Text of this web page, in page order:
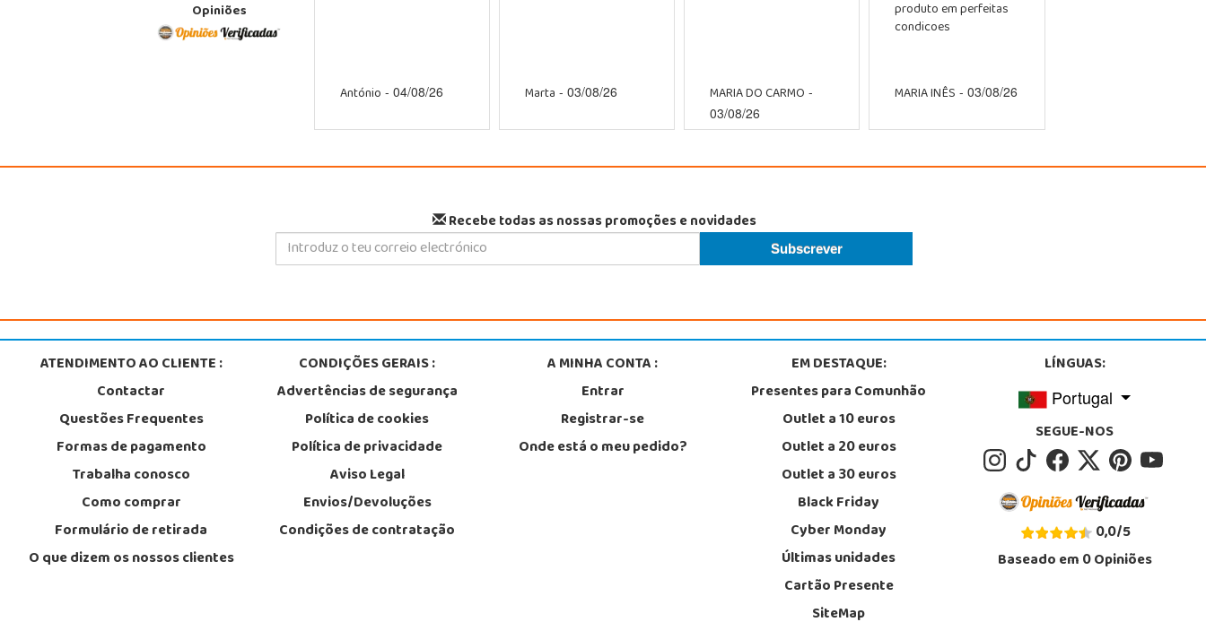
Opiniões
António - 04/08/26 Marta - 03/08/26 MARIA DO CARMO -
03/08/26
produto em perfeitas
condicoes
MARIA INÊS - 03/08/26
Recebe todas as nossas promoções e novidades
ATENDIMENTO AO CLIENTE :
Contactar
Questões Frequentes
Formas de pagamento
Trabalha conosco
Como comprar
Formulário de retirada
O que dizem os nossos clientes
CONDIÇÕES GERAIS :
Advertências de segurança
Política de cookies
Política de privacidade
Aviso Legal
Envios/Devoluções
Condições de contratação
A MINHA CONTA :
Entrar
Registrar-se
Onde está o meu pedido?
EM DESTAQUE:
Presentes para Comunhão
Outlet a 10 euros
Outlet a 20 euros
Outlet a 30 euros
Black Friday
Cyber Monday
Últimas unidades
Cartão Presente
SiteMap
LÍNGUAS:
Portugal
SEGUE-NOS
0,0/5
Baseado em0Opiniões